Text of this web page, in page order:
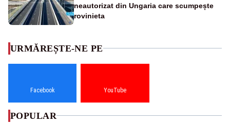
neautorizat din Ungaria care scumpește
rovinieta
URMĂREȘTE-NE PE
Facebook YouTube
POPULAR